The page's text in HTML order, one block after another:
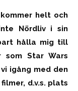
helt och
Nördliv i sin
hålla mig till
Star Wars
igång med den
d.v.s. plats